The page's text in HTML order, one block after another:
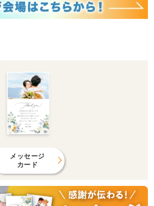
メッセージ
カード